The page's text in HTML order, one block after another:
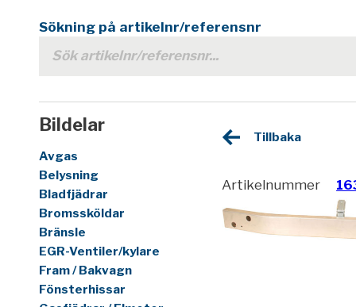
Sökning på artikelnr/referensnr
Bildelar
Avgas
Belysning
Bladfjädrar
Bromssköldar
Bränsle
EGR-Ventiler/kylare
Fram / Bakvagn
Fönsterhissar
Tillbaka
Artikelnummer